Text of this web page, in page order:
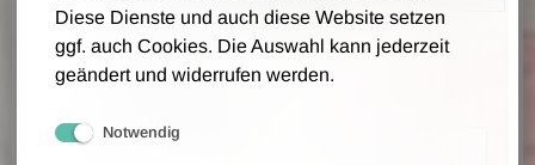
Ihre Daten
Diese Dienste und auch diese Website setzen
ggf. auch Cookies. Die Auswahl kann jederzeit
geändert und widerrufen werden.
Notwendig